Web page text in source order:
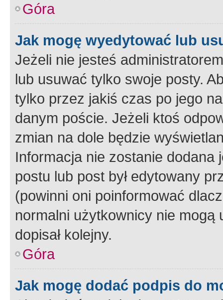
Góra
Jak mogę wyedytować lub
Jeżeli nie jesteś
lub usuwać tylko swoje posty.
tylko przez jakiś czas po jego
danym poście. Jeżeli ktoś
zmian na dole będzie
Informacja nie zostanie dodana
postu lub post był edytowany
(powinni oni poinformować
normalni użytkownicy nie
dopisał kolejny.
Góra
Jak mogę dodać podpis do